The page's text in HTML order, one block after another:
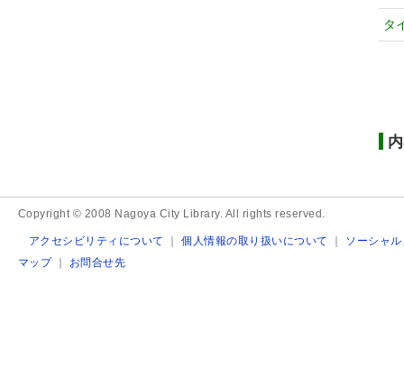
タ
Copyright © 2008 Nagoya City Library. All rights reserved.
アクセシビリティについて ｜個人情報の取り扱いについて ｜ ソーシャ
マップ｜ お問合せ先